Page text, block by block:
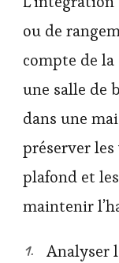
ou de
compte de
une salle de
dans une
préserver
plafond et
maintenir
Analyser